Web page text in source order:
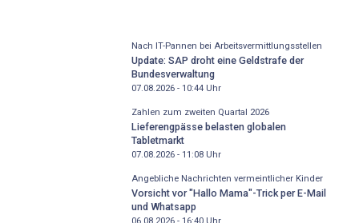
Nach IT-Pannen bei Arbeitsvermittlungsstellen
Update: SAP droht eine Geldstrafe der
Bundesverwaltung
07.08.2026 - 10:44Uhr
Zahlen zum zweiten Quartal 2026
Lieferengpässe belasten globalen
Tabletmarkt
07.08.2026 - 11:08Uhr
Angebliche Nachrichten vermeintlicher Kinder
Vorsicht vor "Hallo Mama"-Trick per E-Mail
und Whatsapp
06.08.2026 - 16:40Uhr